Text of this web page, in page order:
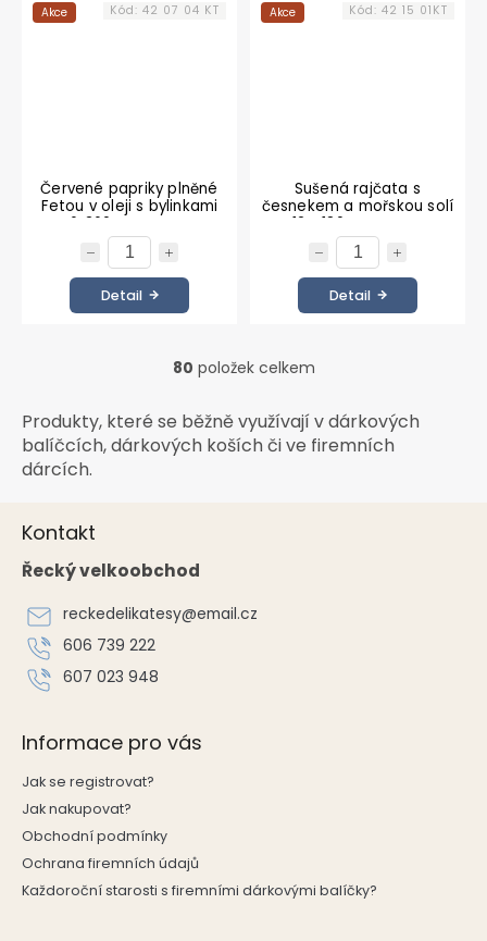
Akce
Červené papriky plněné
Fetou v oleji s bylinkami
6x360 g KARTON
Detail
Kód: 42 07 04 KT Akce
Sušená rajčata s
česnekem a mořskou solí
12 x 180 g KARTON
Detail
Kód: 42 15 01KT
O
l
á
d
k
y
80 položek celkem
Produkty, které se běžně využívají v dárkových
balíčcích, dárkových koších či ve firemních
dárcích.
Kontakt
Řecký velkoobchod
reckedelikatesy@email.cz
606 739 222
607 023 948
Informace pro vás
Jak se registrovat?
Jak nakupovat?
Obchodní podmínky
Ochrana firemních údajů
Každoroční starosti s firemními dárkovými balíčky?